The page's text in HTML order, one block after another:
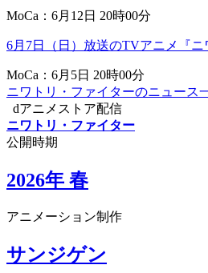
MoCa：6月12日 20時00分
6月7日（日）放送のTVアニメ『
MoCa：6月5日 20時00分
ニワトリ・ファイターのニュース
dアニメストア配信
ニワトリ・ファイター
公開時期
2026年 春
アニメーション制作
サンジゲン